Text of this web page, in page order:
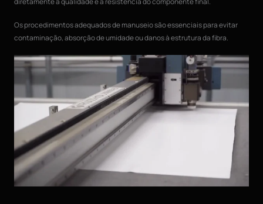
Os procedimentos adequados de manuseio são essenciais para evitar
contaminação, absorção de umidade ou danos à estrutura da fibra.